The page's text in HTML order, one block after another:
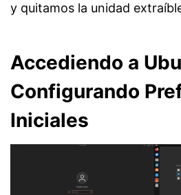
y quitamos la unidad
Accediendo a
Configurando
Iniciales